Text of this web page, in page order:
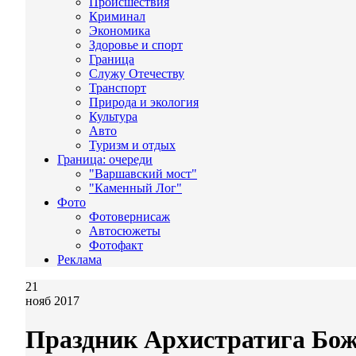
Криминал
Экономика
Здоровье и спорт
Граница
Служу Отечеству
Транспорт
Природа и экология
Культура
Авто
Туризм и отдых
Граница: очереди
"Варшавский мост"
"Каменный Лог"
Фото
Фотовернисаж
Автосюжеты
Фотофакт
Реклама
21
нояб 2017
Праздник Архистратига